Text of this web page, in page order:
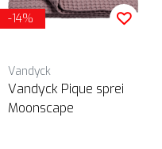
-14%
Vandyck
Vandyck Pique sprei
Moonscape